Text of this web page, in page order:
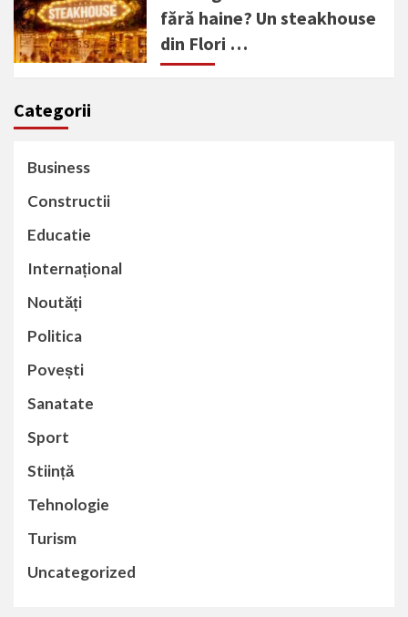
fără haine? Un steakhouse
din Flori …
Categorii
Business
Constructii
Educatie
Internațional
Noutăți
Politica
Povești
Sanatate
Sport
Stiință
Tehnologie
Turism
Uncategorized